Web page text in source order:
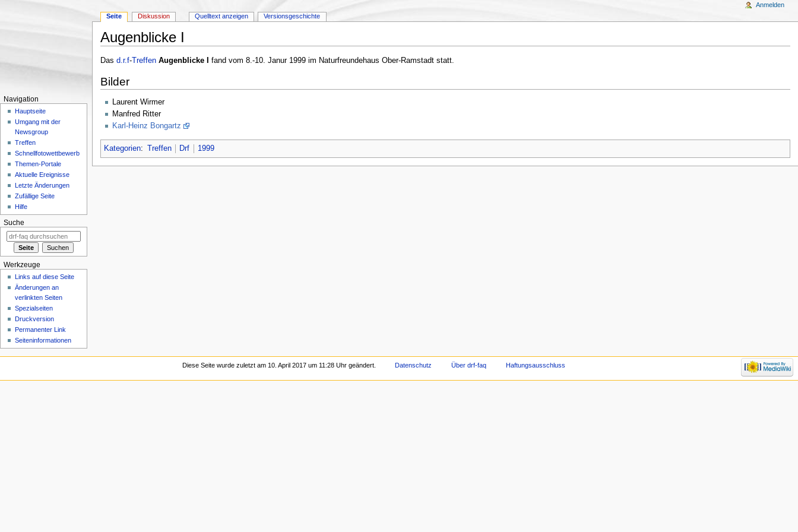
Augenblicke I
Das d.r.f-Treffen Augenblicke I fand vom 8.-10. Janur 1999 im Naturfreundehaus Ober-Ramstadt statt.
Bilder
Laurent Wirmer
Manfred Ritter
Karl-Heinz Bongartz
Kategorien: Treffen Drf 1999
Seite Diskussion Quelltext anzeigen Versionsgeschichte
Anmelden
Navigation
Hauptseite
Umgang mit der
Newsgroup
Treffen
Schnellfotowettbewerb
Themen-Portale
Aktuelle Ereignisse
Letzte Änderungen
Zufällige Seite
Hilfe
Suche
Werkzeuge
Links auf diese Seite
Änderungen an
verlinkten Seiten
Spezialseiten
Druckversion
Permanenter Link
Seiten­informationen
Diese Seite wurde zuletzt am 10. April 2017 um 11:28 Uhr geändert. Datenschutz Über drf-faq Haftungsausschluss